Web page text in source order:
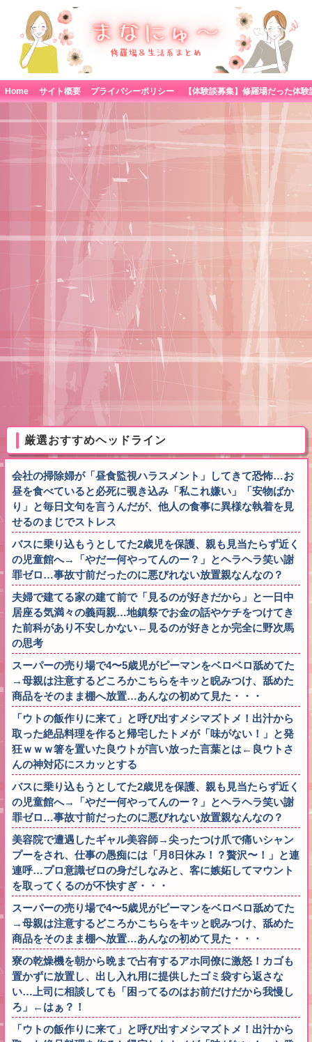
Home サイト概要 プライバシーポリシー
厳選おすすめヘッドライン
会社の掃除婦が「昼食監視ハラスメント」してきて恐怖…お
昼を食べていると必死に覗き込み「私これ嫌い」「安物ばか
り」と毎日文句を言うんだが、他人の食事に異様な執着を見
せるのまじでストレス
バスに乗り込もうとしてた2歳児を保護、親も見当たらず近く
の児童館へ→「やだー何やってんのー？」とヘラヘラ笑い謝
罪ゼロ…事故寸前だったのに悪びれない放置親なんなの？
夫婦で建てる家の建て前で「見るのが好きだから」と一日中
居座る気満々の義両親…地鎮祭でお金の話やケチをつけてき
た前科があり不安しかない←見るのが好きとか完全に野次馬
の思考
スーパーの売り場で4〜5歳児がピーマンをベロベロ舐めてた
→母親は注意するどころかこちらをキッと睨みつけ、舐めた
商品をそのまま棚へ放置…あんなの初めて見た・・・
「ウトの飯作りに来て」と呼び出すメシマズトメ！出汁から
取った絶品料理を作ると帰宅したトメが「味がない！」と発
狂ｗｗｗ箸を置いた良ウトが言い放った言葉とは←良ウトさ
んの神対応にスカッとする
バスに乗り込もうとしてた2歳児を保護、親も見当たらず近く
の児童館へ→「やだー何やってんのー？」とヘラヘラ笑い謝
罪ゼロ…事故寸前だったのに悪びれない放置親なんなの？
美容院で遭遇したギャル美容師→尖ったつけ爪で痛いシャン
プーをされ、仕事の愚痴には「月8日休み！？贅沢〜！」と連
連呼…プロ意識ゼロの身だしなみと、客に嫉妬してマウント
を取ってくるのが不快すぎ・・・
スーパーの売り場で4〜5歳児がピーマンをベロベロ舐めてた
→母親は注意するどころかこちらをキッと睨みつけ、舐めた
商品をそのまま棚へ放置…あんなの初めて見た・・・
寮の乾燥機を朝から晩まで占有するアホ同僚に激怒！カゴも
置かずに放置し、出し入れ用に提供したゴミ袋すら返さな
い…上司に相談しても「困ってるのはお前だけだから我慢し
ろ」←はぁ？！
「ウトの飯作りに来て」と呼び出すメシマズトメ！出汁から